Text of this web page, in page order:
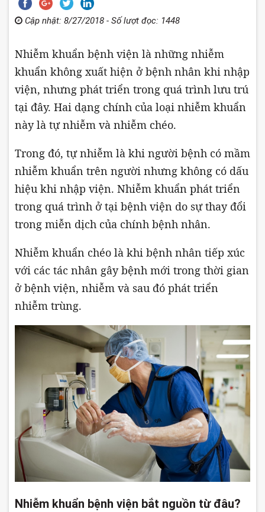
Cập nhật: 8/27/2018 - Số lượt đọc: 1448
Nhiễm khuẩn bệnh viện là những nhiễm
khuẩn không xuất hiện ở bệnh nhân khi nhập
viện, nhưng phát triển trong quá trình lưu trú
tại đây. Hai dạng chính của loại nhiễm khuẩn
này là tự nhiễm và nhiễm chéo.
Trong đó, tự nhiễm là khi người bệnh có mầm
nhiễm khuẩn trên người nhưng không có dấu
hiệu khi nhập viện. Nhiễm khuẩn phát triển
trong quá trình ở tại bệnh viện do sự thay đổi
trong miễn dịch của chính bệnh nhân.
Nhiễm khuẩn chéo là khi bệnh nhân tiếp xúc
với các tác nhân gây bệnh mới trong thời gian
ở bệnh viện, nhiễm và sau đó phát triển
nhiễm trùng.
Nhiễm khuẩn bệnh viện bắt nguồn từ đâu?